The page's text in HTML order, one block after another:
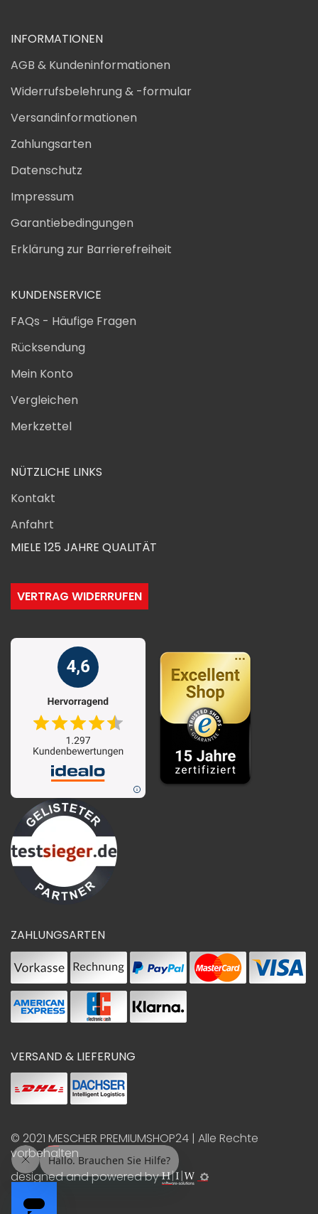
INFORMATIONEN
AGB & Kundeninformationen
Widerrufsbelehrung & -formular
Versandinformationen
Zahlungsarten
Datenschutz
Impressum
Garantiebedingungen
Erklärung zur Barrierefreiheit
KUNDENSERVICE
FAQs - Häufige Fragen
Rücksendung
Mein Konto
Vergleichen
Merkzettel
NÜTZLICHE LINKS
Kontakt
Anfahrt
MIELE 125 JAHRE QUALITÄT
VERTRAG WIDERRUFEN
ZAHLUNGSARTEN
VERSAND & LIEFERUNG
© 2021 MESCHER PREMIUMSHOP24 | Alle Rechte
vorbehalten
designed and powered by